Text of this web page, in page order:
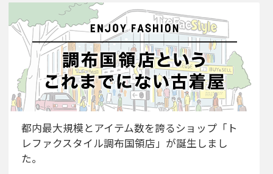
都内最大規模とアイテム数を誇るショップ「ト
レファクスタイル調布国領店」が誕生しまし
た。